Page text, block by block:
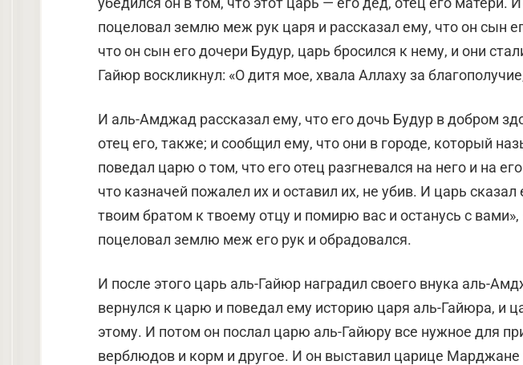
поцеловал землю меж рук царя и рассказал ему, что он сын
что он сын его дочери Будур, царь бросился к нему, и они
Гайюр воскликнул: «О дитя мое, хвала Аллаху за
И аль-Амджад рассказал ему, что его дочь Будур в добром
отец его, также; и сообщил ему, что они в городе, который
поведал царю о том, что его отец разгневался на него и на
что казначей пожалел их и оставил их, не убив. И царь
твоим братом к твоему отцу и помирю вас и останусь с
поцеловал землю меж его рук и обрадовался.
И после этого царь аль-Гайюр наградил своего внука аль-
вернулся к царю и поведал ему историю царя аль-Гайюра, и
этому. И потом он послал царю аль-Гайюру все нужное для
верблюдов и корм и другое. И он выставил царице Марджане